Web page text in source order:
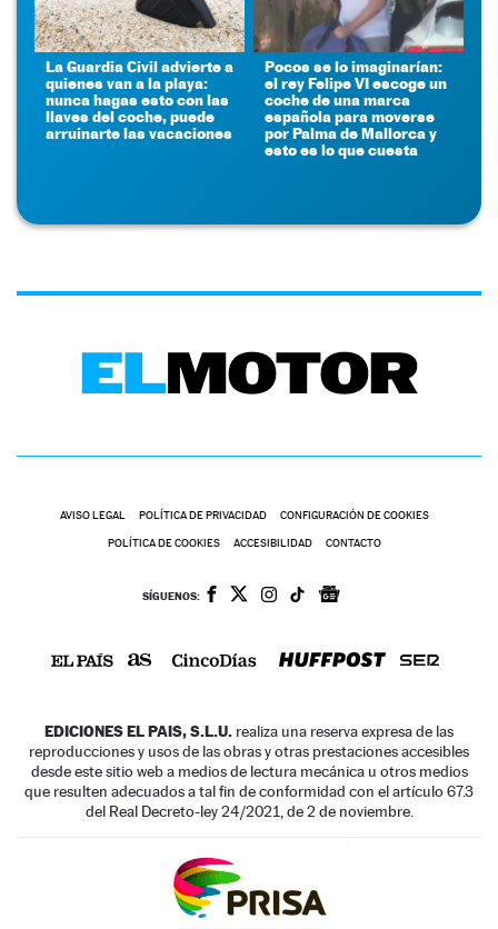
La Guardia Civil advierte a
quienes van a la playa:
nunca hagas esto con las
llaves del coche, puede
arruinarte las vacaciones
Pocos se lo imaginarían:
el rey Felipe VI escoge un
coche de una marca
española para moverse
por Palma de Mallorca y
esto es lo que cuesta
AVISO LEGAL POLÍTICA DE PRIVACIDAD CONFIGURACIÓN DE COOKIES
POLÍTICA DE COOKIES ACCESIBILIDAD CONTACTO
SÍGUENOS:
EDICIONES EL PAIS, S.L.U. realiza una reserva expresa de las
reproducciones y usos de las obras y otras prestaciones accesibles
desde este sitio web a medios de lectura mecánica u otros medios
que resulten adecuados a tal fin de conformidad con el artículo 67.3
del Real Decreto-ley 24/2021, de 2 de noviembre.